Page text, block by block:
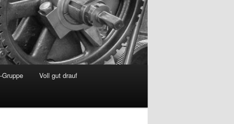
Gruppe Voll gut drauf